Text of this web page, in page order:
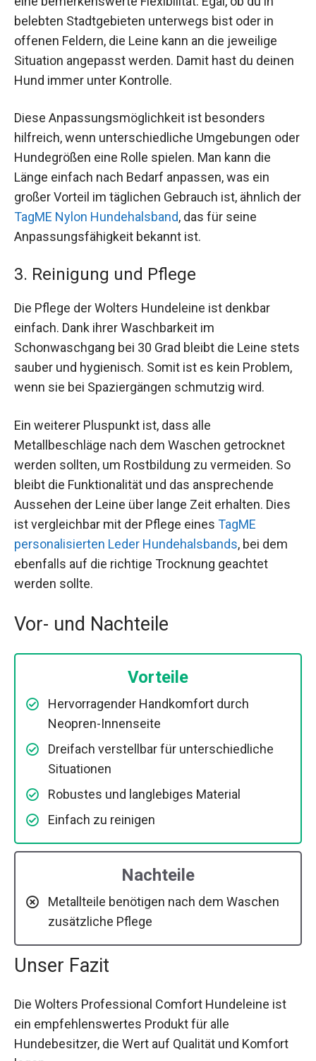
belebten Stadtgebieten unterwegs bist oder in
offenen Feldern, die Leine kann an die jeweilige
Situation angepasst werden. Damit hast du deinen
Hund immer unter Kontrolle.
Diese Anpassungsmöglichkeit ist besonders
hilfreich, wenn unterschiedliche Umgebungen oder
Hundegrößen eine Rolle spielen. Man kann die
Länge einfach nach Bedarf anpassen, was ein
großer Vorteil im täglichen Gebrauch ist, ähnlich der
TagME Nylon Hundehalsband, das für seine
Anpassungsfähigkeit bekannt ist.
3. Reinigung und Pflege
Die Pflege der Wolters Hundeleine ist denkbar
einfach. Dank ihrer Waschbarkeit im
Schonwaschgang bei 30 Grad bleibt die Leine stets
sauber und hygienisch. Somit ist es kein Problem,
wenn sie bei Spaziergängen schmutzig wird.
Ein weiterer Pluspunkt ist, dass alle
Metallbeschläge nach dem Waschen getrocknet
werden sollten, um Rostbildung zu vermeiden. So
bleibt die Funktionalität und das ansprechende
Aussehen der Leine über lange Zeit erhalten. Dies
ist vergleichbar mit der Pflege eines TagME
personalisierten Leder Hundehalsbands, bei dem
ebenfalls auf die richtige Trocknung geachtet
werden sollte.
Vor- und Nachteile
Vorteile
Hervorragender Handkomfort durch
Neopren-Innenseite
Dreifach verstellbar für unterschiedliche
Situationen
Robustes und langlebiges Material
Einfach zu reinigen
Nachteile
Metallteile benötigen nach dem Waschen
zusätzliche Pflege
Unser Fazit
Die Wolters Professional Comfort Hundeleine ist
ein empfehlenswertes Produkt für alle
Hundebesitzer, die Wert auf Qualität und Komfort